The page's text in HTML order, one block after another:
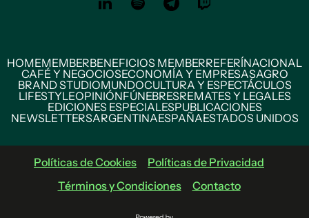
HOMEMEMBERBENEFICIOS MEMBERREFERÍNACIONAL
CAFÉ Y NEGOCIOSECONOMÍA Y EMPRESASAGRO
BRAND STUDIOMUNDOCULTURA Y ESPECTÁCULOS
LIFESTYLEOPINIÓNFÚNEBRESREMATES Y LEGALES
EDICIONES ESPECIALESPUBLICACIONES
NEWSLETTERSARGENTINAESPAÑAESTADOS UNIDOS
Políticas de Cookies
Políticas de Privacidad
Términos y Condiciones
Contacto